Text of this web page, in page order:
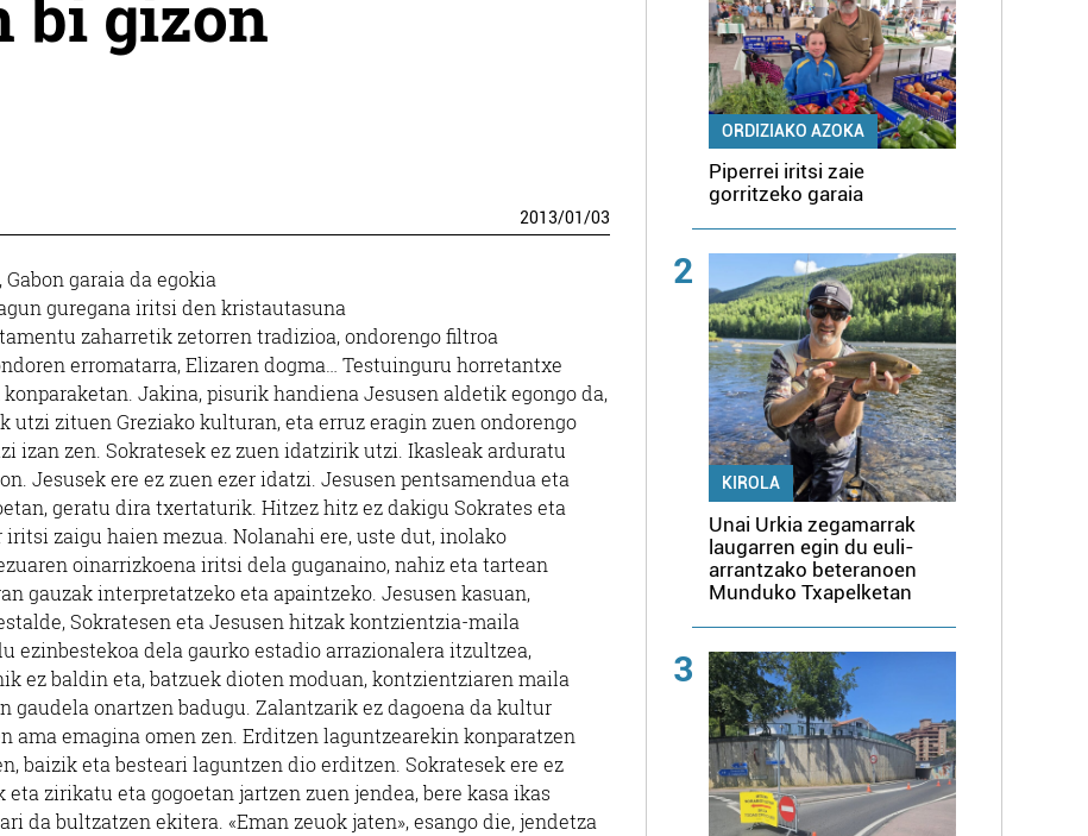
bi gizon
2013/01/03
garaia da egokia
guregana iritsi den kristautasuna
zaharretik zetorren tradizioa, ondorengo filtroa
erromatarra, Elizaren dogma… Testuinguru horretantxe
Jakina, pisurik handiena Jesusen aldetik egongo da,
utzi zituen Greziako kulturan, eta erruz eragin zuen ondorengo
izan zen. Sokratesek ez zuen idatzirik utzi. Ikasleak arduratu
Jesusek ere ez zuen ezer idatzi. Jesusen pentsamendua eta
geratu dira txertaturik. Hitzez hitz ez dakigu Sokrates eta
zaigu haien mezua. Nolanahi ere, uste dut, inolako
oinarrizkoena iritsi dela guganaino, nahiz eta tartean
gauzak interpretatzeko eta apaintzeko. Jesusen kasuan,
Sokratesen eta Jesusen hitzak kontzientzia-maila
ezinbestekoa dela gaurko estadio arrazionalera itzultzea,
ez baldin eta, batzuek dioten moduan, kontzientziaren maila
gaudela onartzen badugu. Zalantzarik ez dagoena da kultur
ama emagina omen zen. Erditzen laguntzearekin konparatzen
baizik eta besteari laguntzen dio erditzen. Sokratesek ere ez
zirikatu eta gogoetan jartzen zuen jendea, bere kasa ikas
da bultzatzen ekitera. «Eman zeuok jaten», esango die, jendetza
ORDIZIAKO AZOKA
Piperrei iritsi zaie
gorritzeko garaia
2
KIROLA
Unai Urkia zegamarrak
laugarren egin du euli-
arrantzako beteranoen
Munduko Txapelketan
3